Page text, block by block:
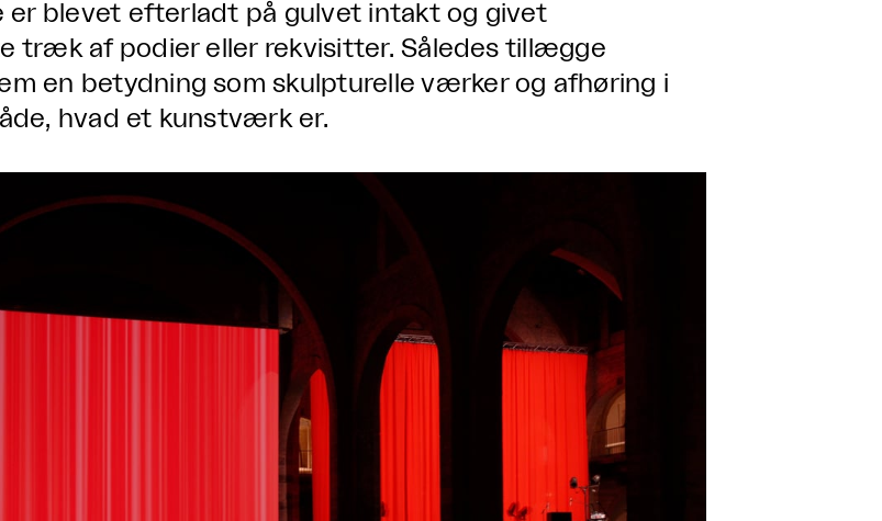
er blevet efterladt på gulvet intakt og givet
træk af podier eller rekvisitter. Således tillægge
en betydning som skulpturelle værker og afhøring i
hvad et kunstværk er.